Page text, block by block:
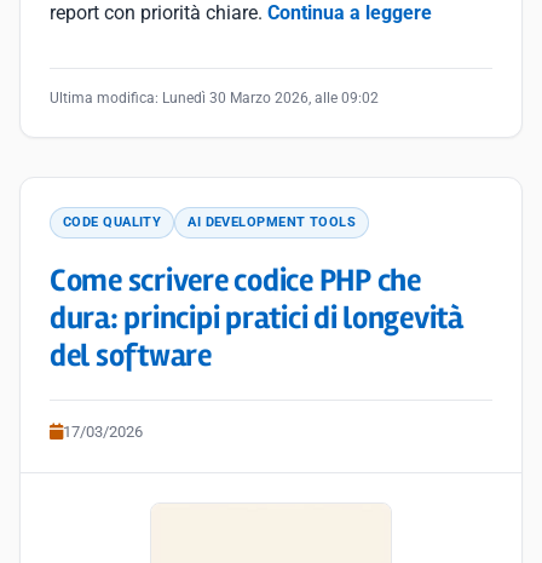
report con priorità chiare. Continua a leggere
Ultima modifica: Lunedì 30 Marzo 2026, alle 09:02
CODE QUALITY AI DEVELOPMENT TOOLS
Come scrivere codice PHP che
dura: principi pratici di longevità
del software
17/03/2026